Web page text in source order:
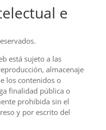
e
está sujeto a las
almacenaje
los contenidos o
finalidad pública o
prohibida sin el
y por escrito del